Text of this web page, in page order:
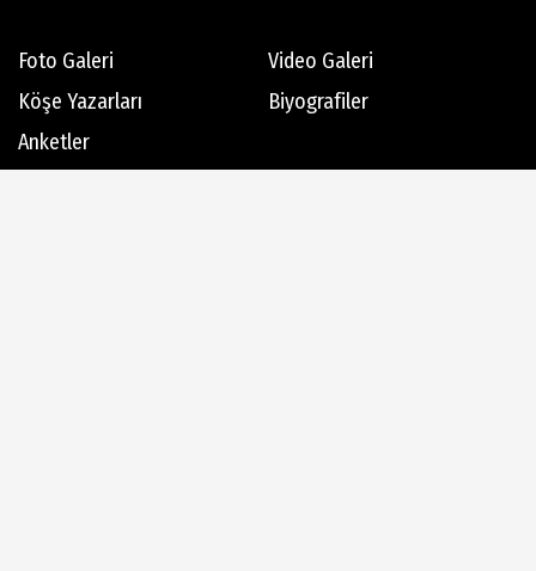
Foto Galeri
Video Galeri
Köşe Yazarları
Biyografiler
Anketler